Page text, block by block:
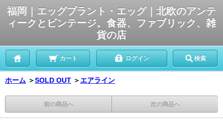
福岡｜エッグプラント・エッグ｜北欧のアンテ
ィークとビンテージ。食器、ファブリック、雑
貨の店
カート ログイン 検索
ホーム ＞SOLD OUT ＞ エアライン
前の商品へ 次の商品へ